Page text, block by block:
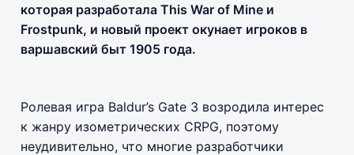
которая разработала This War of Mine и
Frostpunk, и новый проект окунает игроков в
варшавский быт 1905 года.
Ролевая игра Baldur’s Gate 3 возродила интерес
к жанру изометрических CRPG, поэтому
неудивительно, что многие разработчики